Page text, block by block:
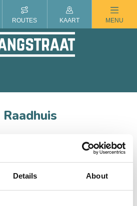
Details About
is een ontwerp van architect
in de periode 1929-1932.
trapgevel aan de voorkant is
in zandsteen zichtbaar.
ROUTES KAART MENU